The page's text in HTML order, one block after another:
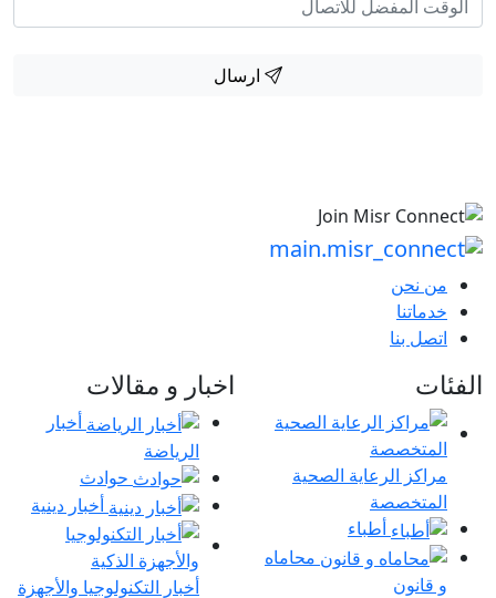
ارسال
من نحن
خدماتنا
اتصل بنا
الفئات
مراكز الرعاية الصحية
المتخصصة
أطباء
محاماه
و قانون
اخبار و مقالات
أخبار
الرياضة
حوادث
أخبار دينية
أخبار التكنولوجيا والأجهزة